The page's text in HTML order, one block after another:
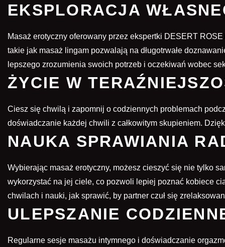
EKSPLORACJA
Masaż erotyczny oferowany przez ekspertki DESERT
takie jak masaż lingam pozwalają na długotrwałe
lepszego zrozumienia swoich potrzeb i oczekiwań wobec
ŻYCIE W
Ciesz się chwilą i zapomnij o codziennych problemach
doświadczanie każdej chwili z całkowitym skupieniem.
NAUKA SPRAWIANIA
Wybierając masaż erotyczny, możesz cieszyć się nie tylko
wykorzystać na jej ciele, co pozwoli lepiej poznać kobiece
chwilach i nauki, jak sprawić, by partner czuł się
ULEPSZANIE
Regularne sesje masażu intymnego i doświadczanie